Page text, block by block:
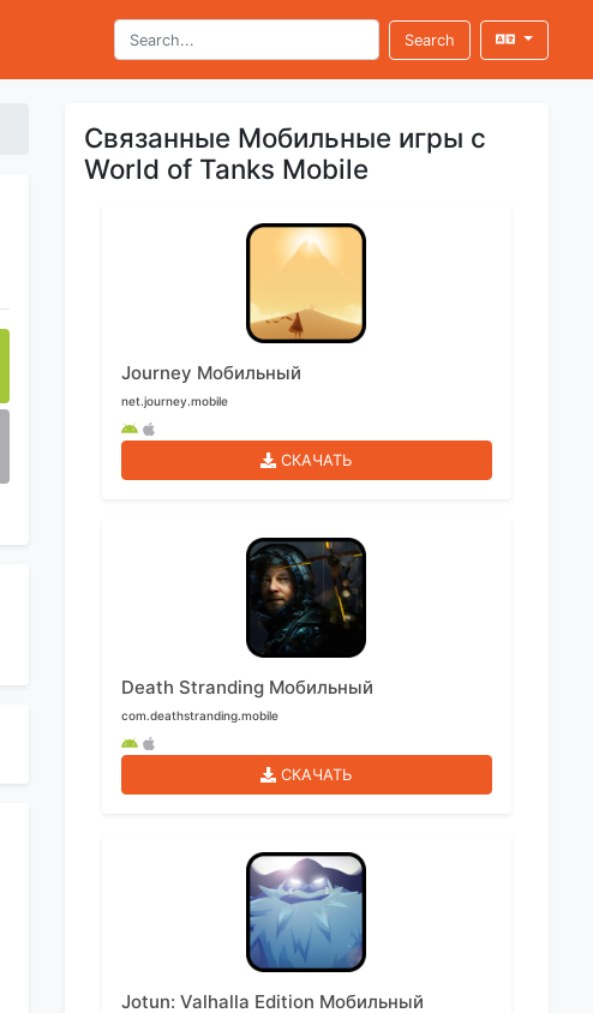
Search
Связанные Мобильные игры с
World of Tanks Mobile
Journey Мобильный
net.journey.mobile
СКАЧАТЬ
Death Stranding Мобильный
com.deathstranding.mobile
СКАЧАТЬ
Jotun: Valhalla Edition Мобильный